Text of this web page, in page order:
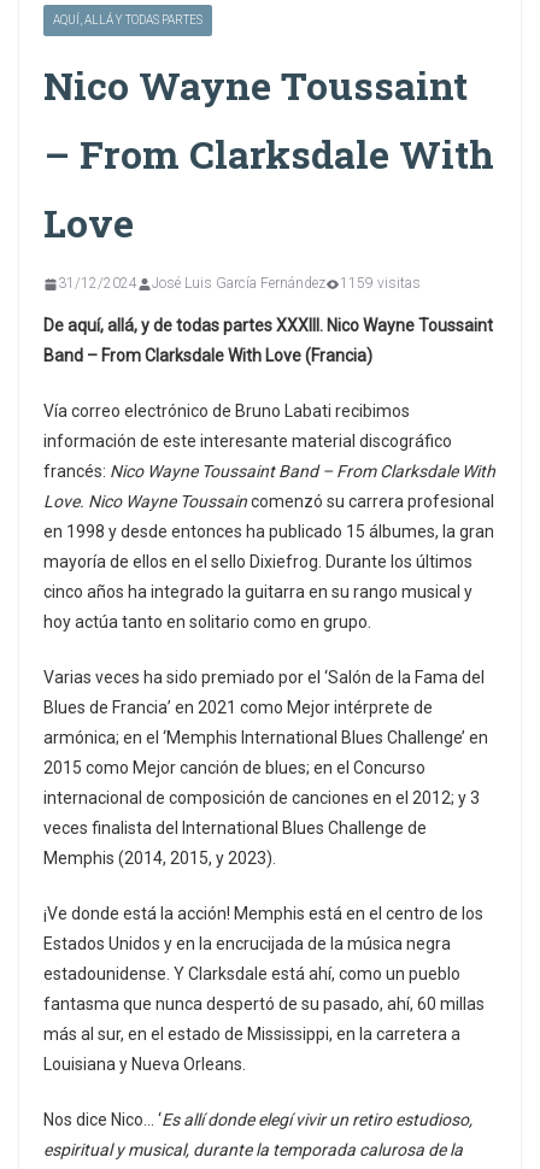
AQUÍ, ALLÁ Y TODAS PARTES
Nico Wayne Toussaint
– From Clarksdale With
Love
31/12/2024 José Luis García Fernández 1159 visitas
De aquí, allá, y de todas partes XXXIII. Nico Wayne Toussaint
Band – From Clarksdale With Love (Francia)
Vía correo electrónico de Bruno Labati recibimos
información de este interesante material discográfico
francés: Nico Wayne Toussaint Band – From Clarksdale With
Love. Nico Wayne Toussaincomenzó su carrera profesional
en 1998 y desde entonces ha publicado 15 álbumes, la gran
mayoría de ellos en el sello Dixiefrog. Durante los últimos
cinco años ha integrado la guitarra en su rango musical y
hoy actúa tanto en solitario como en grupo.
Varias veces ha sido premiado por el ‘Salón de la Fama del
Blues de Francia’ en 2021 como Mejor intérprete de
armónica; en el ‘Memphis International Blues Challenge’ en
2015 como Mejor canción de blues; en el Concurso
internacional de composición de canciones en el 2012; y 3
veces finalista del International Blues Challenge de
Memphis (2014, 2015, y 2023).
¡Ve donde está la acción! Memphis está en el centro de los
Estados Unidos y en la encrucijada de la música negra
estadounidense. Y Clarksdale está ahí, como un pueblo
fantasma que nunca despertó de su pasado, ahí, 60 millas
más al sur, en el estado de Mississippi, en la carretera a
Louisiana y Nueva Orleans.
Nos dice Nico… ‘Es allí donde elegí vivir un retiro estudioso,
espiritual y musical, durante la temporada calurosa de la